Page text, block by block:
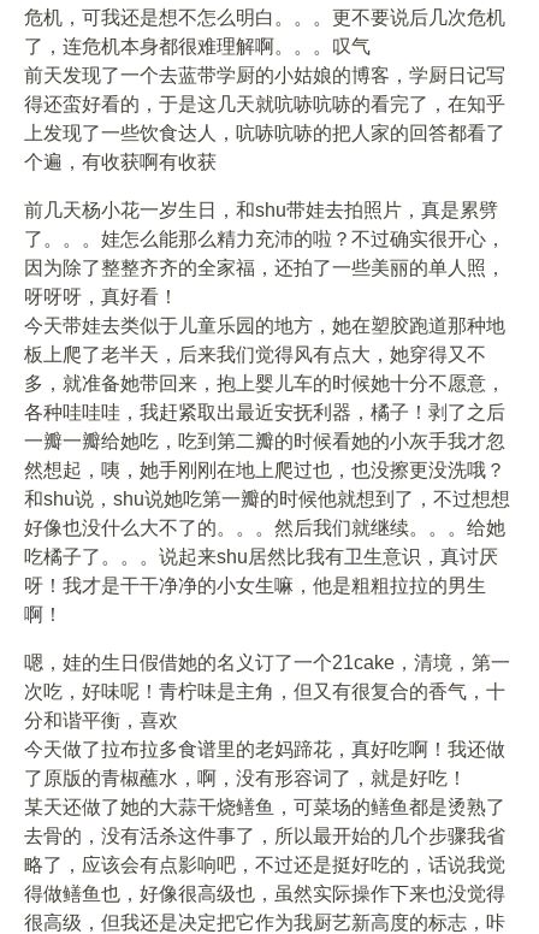
危机，可我还是想不怎么明白。。。更不要说后几次危机
了，连危机本身都很难理解啊。。。叹气
前天发现了一个去蓝带学厨的小姑娘的博客，学厨日记写
得还蛮好看的，于是这几天就吭哧吭哧的看完了，在知乎
上发现了一些饮食达人，吭哧吭哧的把人家的回答都看了
个遍，有收获啊有收获
前几天杨小花一岁生日，和shu带娃去拍照片，真是累劈
了。。。娃怎么能那么精力充沛的啦？不过确实很开心，
因为除了整整齐齐的全家福，还拍了一些美丽的单人照，
呀呀呀，真好看！
今天带娃去类似于儿童乐园的地方，她在塑胶跑道那种地
板上爬了老半天，后来我们觉得风有点大，她穿得又不
多，就准备她带回来，抱上婴儿车的时候她十分不愿意，
各种哇哇哇，我赶紧取出最近安抚利器，橘子！剥了之后
一瓣一瓣给她吃，吃到第二瓣的时候看她的小灰手我才忽
然想起，咦，她手刚刚在地上爬过也，也没擦更没洗哦？
和shu说，shu说她吃第一瓣的时候他就想到了，不过想想
好像也没什么大不了的。。。然后我们就继续。。。给她
吃橘子了。。。说起来shu居然比我有卫生意识，真讨厌
呀！我才是干干净净的小女生嘛，他是粗粗拉拉的男生
啊！
嗯，娃的生日假借她的名义订了一个21cake，清境，第一
次吃，好味呢！青柠味是主角，但又有很复合的香气，十
分和谐平衡，喜欢
今天做了拉布拉多食谱里的老妈蹄花，真好吃啊！我还做
了原版的青椒蘸水，啊，没有形容词了，就是好吃！
某天还做了她的大蒜干烧鳝鱼，可菜场的鳝鱼都是烫熟了
去骨的，没有活杀这件事了，所以最开始的几个步骤我省
略了，应该会有点影响吧，不过还是挺好吃的，话说我觉
得做鳝鱼也，好像很高级也，虽然实际操作下来也没觉得
很高级，但我还是决定把它作为我厨艺新高度的标志，咔